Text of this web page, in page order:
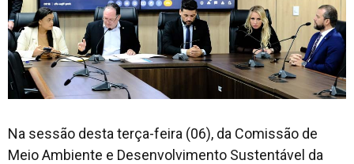
Na sessão desta terça-feira (06), da Comissão de
Meio Ambiente e Desenvolvimento Sustentável da